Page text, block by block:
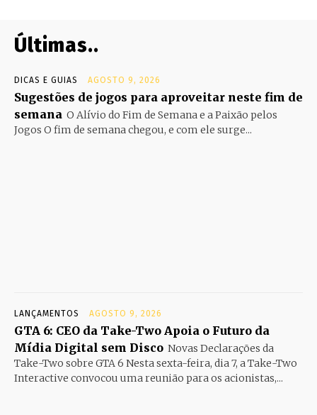
Últimas..
DICAS E GUIAS AGOSTO 9, 2026
Sugestões de jogos para aproveitar neste fim de
semana O Alívio do Fim de Semana e a Paixão pelos
Jogos O fim de semana chegou, e com ele surge...
LANÇAMENTOS AGOSTO 9, 2026
GTA 6: CEO da Take-Two Apoia o Futuro da
Mídia Digital sem Disco Novas Declarações da
Take-Two sobre GTA 6 Nesta sexta-feira, dia 7, a Take-Two
Interactive convocou uma reunião para os acionistas,...